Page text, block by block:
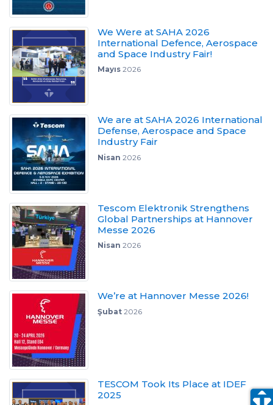
We Were at SAHA 2026
International Defence, Aerospace
and Space Industry Fair!
Mayıs2026
We are at SAHA 2026 International
Defense, Aerospace and Space
Industry Fair
Nisan 2026
Tescom Elektronik Strengthens
Global Partnerships at Hannover
Messe 2026
Nisan 2026
We’re at Hannover Messe 2026!
Şubat2026
TESCOM Took Its Place at IDEF
2025